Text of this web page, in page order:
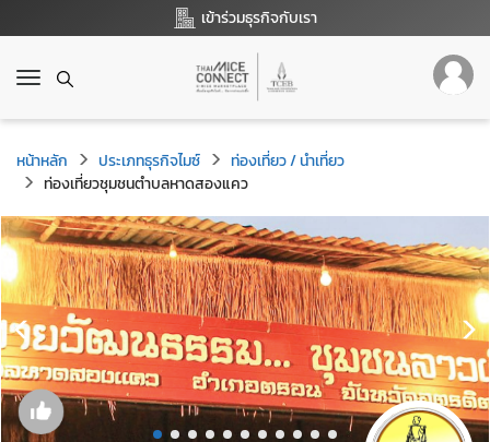
เข้าร่วมธุรกิจกับเรา
T
g
g
l
e
n
a
i
g
a
t
i
o
n
หน้าหลัก ประเภทธุรกิจไมซ์
ท่องเที่ยว / นำเที่ยว
ท่องเที่ยวชุมชนตำบลหาดสองแคว